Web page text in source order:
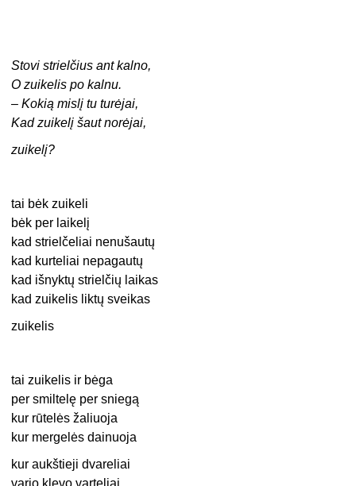
Stovi strielčius ant kalno,
O zuikelis po kalnu.
– Kokią mislį tu turėjai,
Kad zuikelį šaut norėjai,
zuikelį?
tai bėk zuikeli
bėk per laikelį
kad strielčeliai nenušautų
kad kurteliai nepagautų
kad išnyktų strielčių laikas
kad zuikelis liktų sveikas
zuikelis
tai zuikelis ir bėga
per smiltelę per sniegą
kur rūtelės žaliuoja
kur mergelės dainuoja
kur aukštieji dvareliai
vario klevo varteliai